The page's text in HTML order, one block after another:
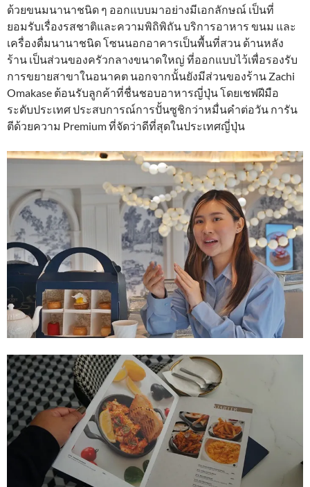
ด้วยขนมนานาชนิด ๆ ออกแบบมาอย่างมีเอกลักษณ์ เป็นที่
ยอมรับเรื่องรสชาติและความพิถิพิถัน บริการอาหาร ขนม และ
เครื่องดื่มนานาชนิด โซนนอกอาคารเป็นพื้นที่สวน ด้านหลัง
ร้าน เป็นส่วนของครัวกลางขนาดใหญ่ ที่ออกแบบไว้เพื่อรองรับ
การขยายสาขาในอนาคต นอกจากนั้นยังมีส่วนของร้าน Zachi
Omakase ต้อนรับลูกค้าที่ชื่นชอบอาหารญี่ปุ่น โดยเชฟฝีมือ
ระดับประเทศ ประสบการณ์การปั้นซูชิกว่าหมื่นคำต่อวัน การัน
ตีด้วยความ Premium ที่จัดว่าดีที่สุดในประเทศญี่ปุ่น